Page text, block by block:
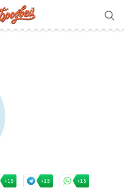
+15 +15 +15